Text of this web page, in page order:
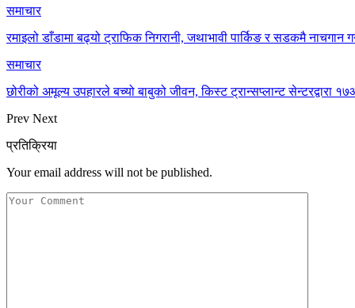
समाचार
रमाइलो डाँडामा बढ्यो ट्राफिक निगरानी, जथाभावी पार्किङ र सडकमै नाचगान
समाचार
छोरीको अमूल्य उपहारले बच्यो बाबुको जीवन, किस्ट ट्रान्सप्लान्ट
Prev Next
प्रतिक्रिया
Your email address will not be published.